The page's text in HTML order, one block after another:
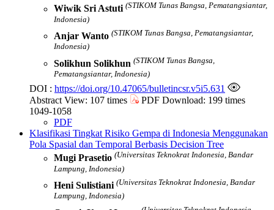
Wiwik Sri Astuti (STIKOM Tunas Bangsa, Pematangsiantar,
Indonesia)
Anjar Wanto (STIKOM Tunas Bangsa, Pematangsiantar,
Indonesia)
Solikhun Solikhun (STIKOM Tunas Bangsa,
Pematangsiantar, Indonesia)
DOI : https://doi.org/10.47065/bulletincsr.v5i5.631
Abstract View: 107 times
PDF Download: 199 times
1049-1058
PDF
Klasifikasi Tingkat Risiko Gempa di Indonesia Menggunakan
Pola Spasial dan Temporal Berbasis Decision Tree
Mugi Prasetio (Universitas Teknokrat Indonesia, Bandar
Lampung, Indonesia)
Heni Sulistiani (Universitas Teknokrat Indonesia, Bandar
Lampung, Indonesia)